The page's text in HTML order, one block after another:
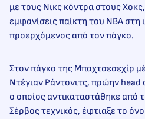
με τους Νικς κόντρα στους
εμφανίσεις παίκτη του ΝΒΑ στη
προερχόμενος από τον πάγκο.
Στον πάγκο της Μπαχτσεσεχίρ
Ντέγιαν Ράντονιτς, πρώην
ο οποίος αντικαταστάθηκε
Σέρβος τεχνικός, έφτιαξε το